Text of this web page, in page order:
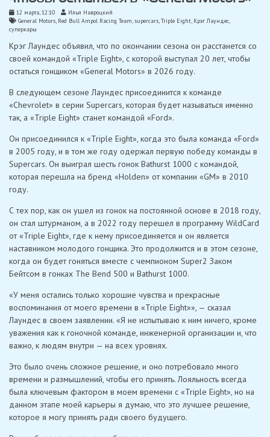
12 марта, 12:10
Илья Навроцкий
General Motors, Red Bull Ampol Racing Team,supercars,Triple Eight, Крэг Лаундес
суперкары
Крэг Лаундес объявил, что по окончании сезона он расстанется со
своей командой «Triple Eight», с которой выступал 20 лет, чтобы
остаться гонщиком «General Motors» в 2026 году.
В следующем сезоне Лаундес присоединится к команде
«Chevrolet» в серии Supercars, которая будет называться именно
так, а «Triple Eight» станет командой «Ford».
Он присоединился к «Triple Eight», когда это была команда «Ford»
в 2005 году, и в том же году одержал первую победу команды в
Supercars. Он выиграл шесть гонок Bathurst 1000 с командой,
которая перешла на бренд «Holden» от компании «GM» в 2010
году.
С тех пор, как он ушел из гонок на постоянной основе в 2018 году,
он стал штурманом, а в 2022 году перешел в программу WildCard
от «Triple Eight», где к нему присоединяется и он является
наставником молодого гонщика. Это продолжится и в этом сезоне,
когда он будет гоняться вместе с чемпионом Super2 Заком
Бейтсом в гонках The Bend 500 и Bathurst 1000.
«У меня остались только хорошие чувства и прекрасные
воспоминания от моего времени в «Triple Eight»», — сказал
Лаундес в своем заявлении. «Я не испытываю к ним ничего, кроме
уважения как к гоночной команде, инженерной организации и, что
важно, к людям внутри — на всех уровнях.
Это было очень сложное решение, и оно потребовало много
времени и размышлений, чтобы его принять. Лояльность всегда
была ключевым фактором в моем времени с «Triple Eight», но на
данном этапе моей карьеры я думаю, что это лучшее решение,
которое я могу принять ради своего будущего.